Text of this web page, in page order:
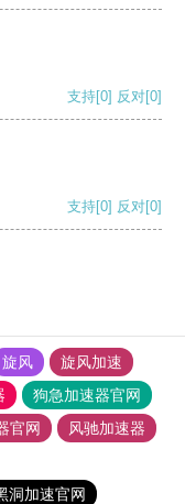
支持[0] 反对[0]
支持[0] 反对[0]
旋风
旋风加速
狗急加速器官网
官网
风驰加速器
洞加速官网